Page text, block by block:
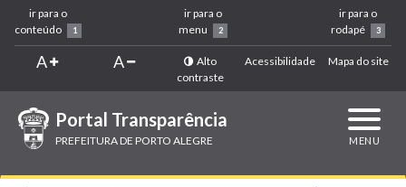
ir para o
conteúdo
1
ir para o
menu
2
ir para o
rodapé
3
A A
Alto
contraste
Acessibilidade Mapa do site
Portal Transparência
PREFEITURA DE PORTO ALEGRE
MENU